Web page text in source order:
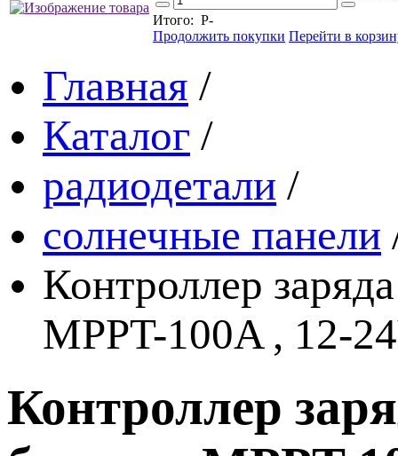
Итого: Р-
Продолжить покупки Перейти в
Главная /
Каталог /
радиодетали /
солнечные панели
Контроллер
MPPT-100A , 12-
Контроллер